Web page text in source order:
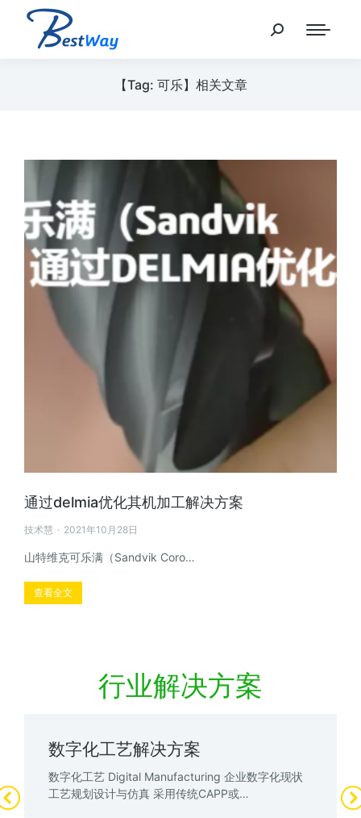
【Tag: 可乐】相关文章
通过delmia优化其机加工解决方案
技术慧 2021年10月28日
山特维克可乐满（Sandvik Coro…
查看全文
行业解决方案
数字化工艺解决方案
数字化工艺 Digital Manufacturing 企业数字化现状
工艺规划设计与仿真 采用传统CAPP或…